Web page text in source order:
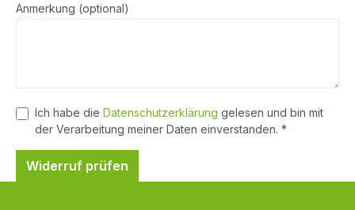
Anmerkung (optional)
Ich habe die Datenschutzerklärung gelesen und bin mit
der Verarbeitung meiner Daten einverstanden. *
Widerruf prüfen